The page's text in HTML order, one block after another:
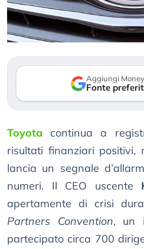
Aggiungi
Fonte
Toyota continua a
risultati finanziari positivi,
lancia un segnale
numeri. Il CEO uscente
apertamente di crisi
Partners Convention, un
partecipato circa 700